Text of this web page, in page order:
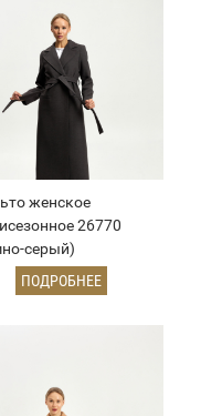
женское
26770
серый)
ПОДРОБНЕЕ